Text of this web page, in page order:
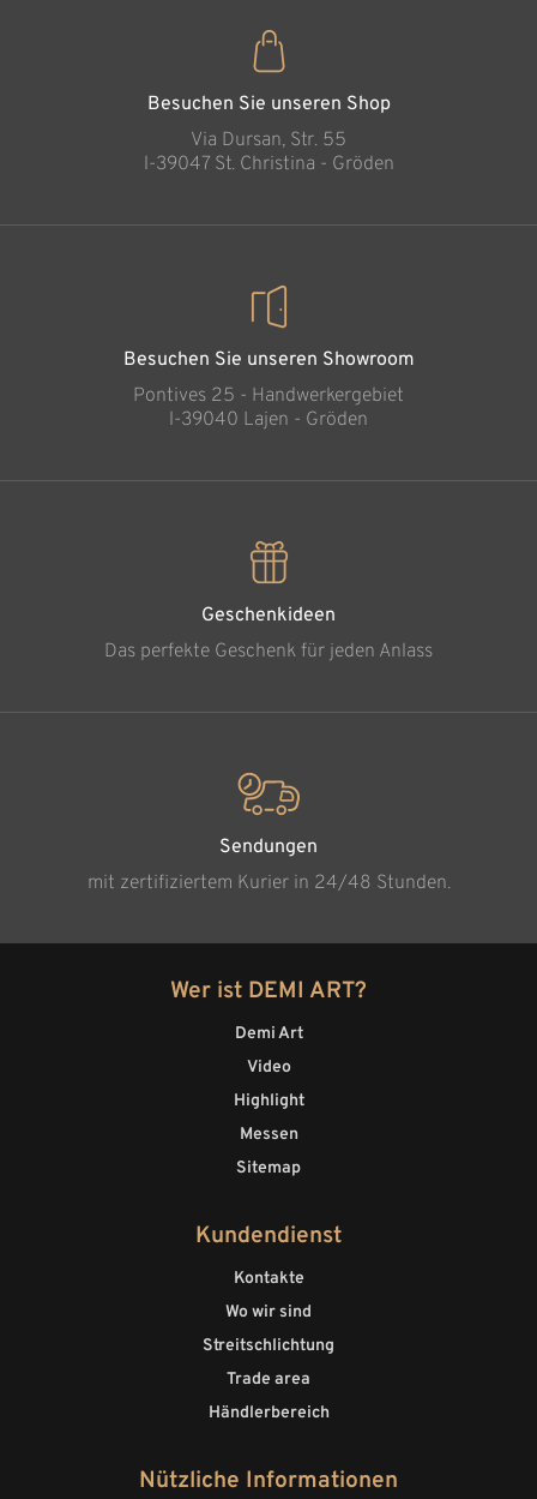
Brustbild neu
Hinzugefügt zum
Warenkorb
Besuchen Sie unseren Shop
Via Dursan, Str. 55
l-39047 St. Christina - Gröden
Besuchen Sie unseren Showroom
Pontives 25 - Handwerkergebiet
l-39040 Lajen - Gröden
Geschenkideen
Das perfekte Geschenk für jeden Anlass
Sendungen
mit zertifiziertem Kurier in 24/48 Stunden.
Wer ist DEMI ART?
Demi Art
Video
Highlight
Messen
Sitemap
Kundendienst
Kontakte
Wo wir sind
Streitschlichtung
Trade area
Händlerbereich
Nützliche Informationen